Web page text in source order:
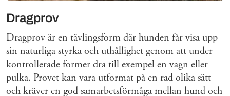
Dragprov
Dragprov är en tävlingsform där hunden får visa upp
sin naturliga styrka och uthållighet genom att under
kontrollerade former dra till exempel en vagn eller
pulka. Provet kan vara utformat på en rad olika sätt
och kräver en god samarbetsförmåga mellan hund och